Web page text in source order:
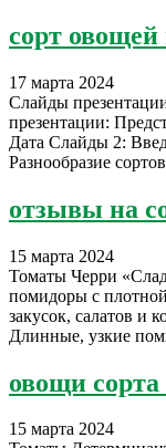
сорт овощей
17 марта 2024
Слайды
презентации:
Дата Слайды 2:
Разнообразие
отзывы на
15 марта 2024
Томаты Черри
помидоры с
закусок, салатов и
Длинные, узкие
овощи сорта
15 марта 2024